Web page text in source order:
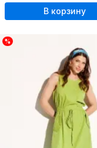
В корзину
%